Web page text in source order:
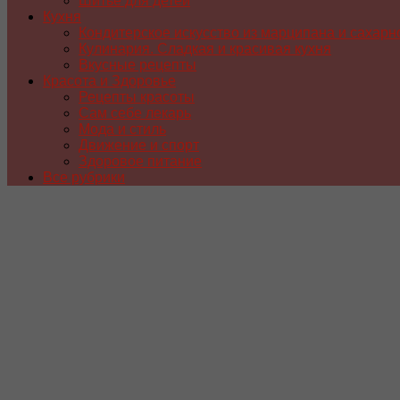
Кухня
Кондитерское искусство из марципана и
Кулинария. Сладкая и красивая кухня
Вкусные рецепты
Красота и Здоровье
Рецепты красоты
Сам себе лекарь
Мода и стиль
Движение и спорт
Здоровое питание
Все рубрики